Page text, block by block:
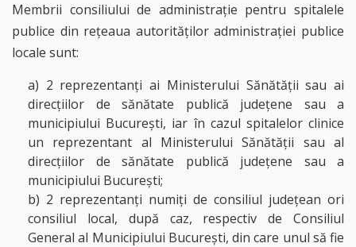
Membrii consiliului de administrație pentru spitalele
publice din rețeaua autorităților administrației publice
locale sunt:
a) 2 reprezentanți ai Ministerului Sănătății sau ai
direcțiilor de sănătate publică județene sau a
municipiului București, iar în cazul spitalelor clinice
un reprezentant al Ministerului Sănătății sau al
direcțiilor de sănătate publică județene sau a
municipiului București;
b) 2 reprezentanți numiți de consiliul județean ori
consiliul local, după caz, respectiv de Consiliul
General al Municipiului București, din care unul să fie